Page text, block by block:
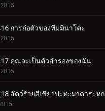
การก่อตัวของทีมมินาโตะ
คุณจะเป็นตัวสำรองของฉัน
สัตว์ร้ายสีเขียวปะทะมาดาระห